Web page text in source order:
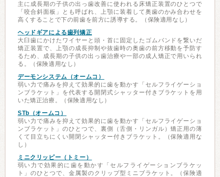
主に成長期の子供の出っ歯改善に使われる床矯正装置のひとつで
「咬合斜面板」とも呼ばれ、上顎に装着して奥歯のかみ合わせを
高くすることで下の前歯を前方に誘導する。（保険適用なし）
ヘッドギアによる歯列矯正
大臼歯にかけたワイヤーと頭・首に固定したゴムバンドを繋いだ
矯正装置で、上顎の成長抑制や抜歯時の奥歯の前方移動を予防す
るため、成長期の子供の出っ歯治療や一部の成人矯正で用いられ
る。（保険適用なし）
デーモンシステム（オームコ）
弱い力で痛みを抑えて効果的に歯を動かす「セルフライゲーショ
ンブラケット」を代表する開閉式シャッター付きブラケットを用
いた矯正治療。（保険適用なし）
STb（オームコ）
弱い力で痛みを抑えて効果的に歯を動かす「セルフライゲーショ
ンブラケット」のひとつで、裏側（舌側・リンガル）矯正用の薄
くて目立ちにくい開閉シャッター付きブラケット。（保険適用な
し）
ミニクリッピー（トミー）
弱い力で効果的に歯を動かす「セルフライゲーションブラケッ
ト」のひとつで、金属製のクリップ型ミニブラケット。（保険適